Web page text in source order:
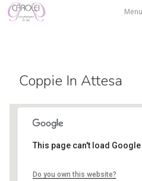
Salta
Menu
Coppie In Attesa
Centro Isadora Duncan
This page can't load
Do you own this website?